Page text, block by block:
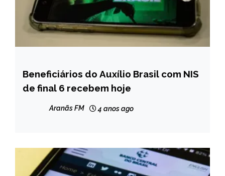
BRASIL
NOTÍCIAS
Beneficiários do Auxílio Brasil com NIS
de final 6 recebem hoje
Aranãs FM 4 anos ago